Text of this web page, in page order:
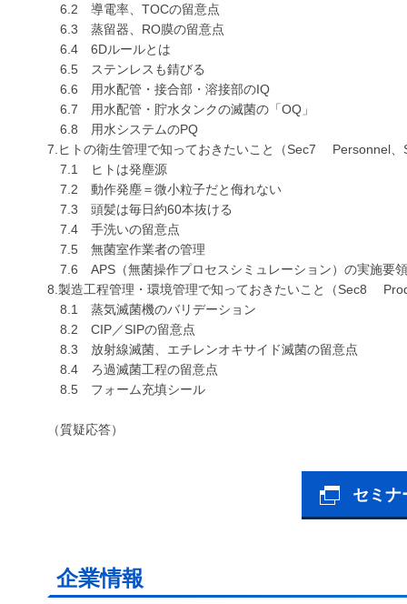
6.2 導電率、TOCの留意点
6.3 蒸留器、RO膜の留意点
6.4 6Dルールとは
6.5 ステンレスも錆びる
6.6 用水配管・接合部・溶接部のIQ
6.7 用水配管・貯水タンクの滅菌の「OQ」
6.8 用水システムのPQ
7.ヒトの衛生管理で知っておきたいこと（Sec7 Personnel
7.1 ヒトは発塵源
7.2 動作発塵＝微小粒子だと侮れない
7.3 頭髪は毎日約60本抜ける
7.4 手洗いの留意点
7.5 無菌室作業者の管理
7.6 APS（無菌操作プロセスシミュレーション）の実施要領
8.製造工程管理・環境管理で知っておきたいこと（Sec8
8.1 蒸気滅菌機のバリデーション
8.2 CIP／SIPの留意点
8.3 放射線滅菌、エチレンオキサイド滅菌の留意点
8.4 ろ過滅菌工程の留意点
8.5 フォーム充填シール
（質疑応答）
セミナ
企業情報